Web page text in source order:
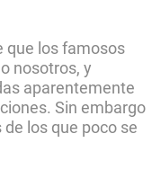
que los famosos
nosotros, y
aparentemente
Sin embargo
los que poco se